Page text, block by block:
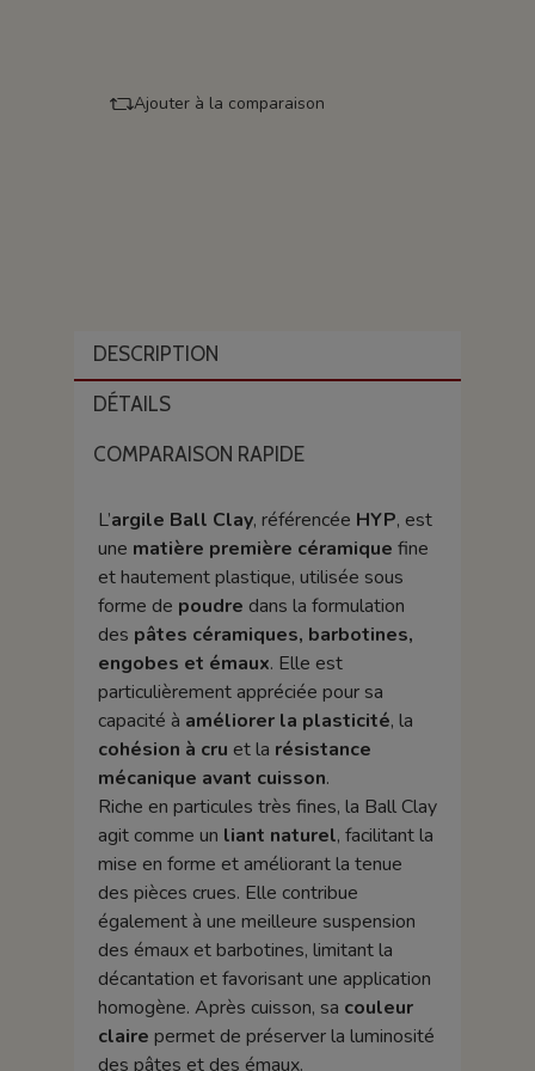
Ajouter à la comparaison
DESCRIPTION
DÉTAILS
COMPARAISON RAPIDE
L’argile Ball Clay, référencée HYP, est
une matière première céramique fine
et hautement plastique, utilisée sous
forme de poudre dans la formulation
des pâtes céramiques, barbotines,
engobes et émaux. Elle est
particulièrement appréciée pour sa
capacité à améliorer la plasticité, la
cohésion à cru et la résistance
mécanique avant cuisson.
Riche en particules très fines, la Ball Clay
agit comme un liant naturel, facilitant la
mise en forme et améliorant la tenue
des pièces crues. Elle contribue
également à une meilleure suspension
des émaux et barbotines, limitant la
décantation et favorisant une application
homogène. Après cuisson, sa couleur
claire permet de préserver la luminosité
des pâtes et des émaux.